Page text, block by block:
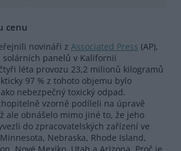
cenu
novináři z Associated Press (AP),
solárních panelů v Kalifornii
léta provozu 23,2 milionů kilogramů
97 % z tohoto objemu bylo
nebezpečný toxický odpad.
vzorně podíleli na úpravě
ale obnášelo mimo jiné to, že jeho
do zpracovatelských zařízení ve
Nebraska, Rhode Island,